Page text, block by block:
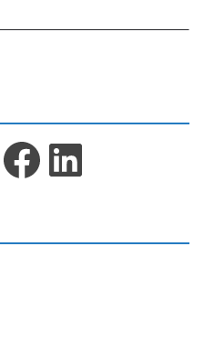
Facebook LinkedIn